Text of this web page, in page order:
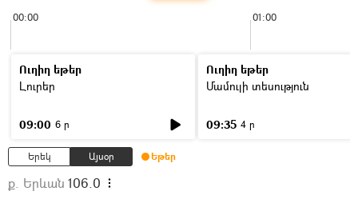
00:00 01:00
Ուղիղ եթեր
Լուրեր
09:00 6 ր
Ուղիղ եթեր
Մամուլի տեսություն
09:35 4 ր
Երեկ Այսօր Եթեր
ք. Երևան 106.0